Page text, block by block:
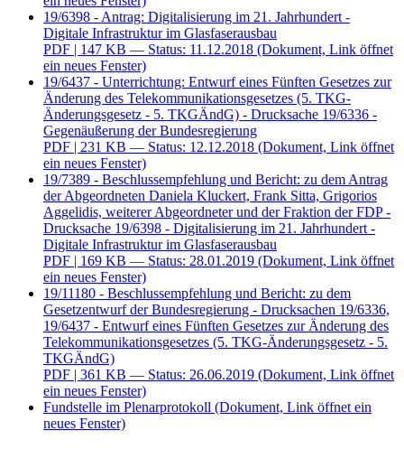
19/6398 - Antrag: Digitalisierung im 21. Jahrhundert -
Digitale Infrastruktur im Glasfaserausbau
PDF | 147 KB — Status: 11.12.2018 (Dokument, Link öffnet
ein neues Fenster)
19/6437 - Unterrichtung: Entwurf eines Fünften Gesetzes zur
Änderung des Telekommunikationsgesetzes (5. TKG-
Änderungsgesetz - 5. TKGÄndG) - Drucksache 19/6336 -
Gegenäußerung der Bundesregierung
PDF | 231 KB — Status: 12.12.2018 (Dokument, Link öffnet
ein neues Fenster)
19/7389 - Beschlussempfehlung und Bericht: zu dem Antrag
der Abgeordneten Daniela Kluckert, Frank Sitta, Grigorios
Aggelidis, weiterer Abgeordneter und der Fraktion der FDP -
Drucksache 19/6398 - Digitalisierung im 21. Jahrhundert -
Digitale Infrastruktur im Glasfaserausbau
PDF | 169 KB — Status: 28.01.2019 (Dokument, Link öffnet
ein neues Fenster)
19/11180 - Beschlussempfehlung und Bericht: zu dem
Gesetzentwurf der Bundesregierung - Drucksachen 19/6336,
19/6437 - Entwurf eines Fünften Gesetzes zur Änderung des
Telekommunikationsgesetzes (5. TKG-Änderungsgesetz - 5.
TKGÄndG)
PDF | 361 KB — Status: 26.06.2019 (Dokument, Link öffnet
ein neues Fenster)
Fundstelle im Plenarprotokoll (Dokument, Link öffnet ein
neues Fenster)